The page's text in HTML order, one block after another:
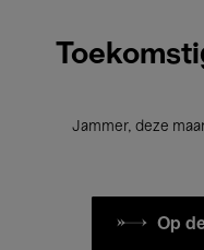
Jammer, deze
Op